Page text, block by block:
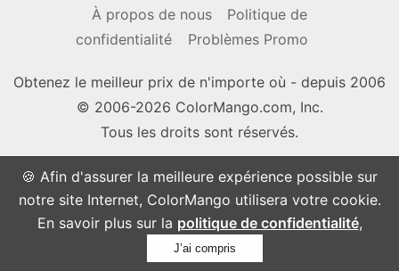
🍪 Afin d'assurer la meilleure expérience possible sur
notre site Internet, ColorMango utilisera votre cookie.
En savoir plus sur la politique de confidentialité,
J’ai compris
À propos de nous
Politique de
confidentialité
Problèmes Promo
Obtenez le meilleur prix de n'importe où - depuis 2006
© 2006-2026 ColorMango.com, Inc.
Tous les droits sont réservés.